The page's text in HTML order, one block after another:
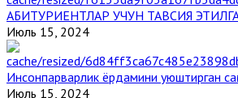
АБИТУРИЕНТЛАР УЧУН ТАВСИЯ
Июль 15, 2024
Инсонпарварлик ёрдамини уюштирган
Июль 15, 2024